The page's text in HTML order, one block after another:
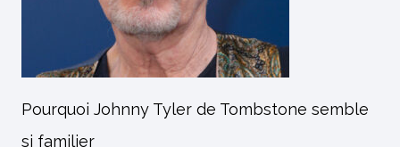
Pourquoi Johnny Tyler de Tombstone semble
si familier